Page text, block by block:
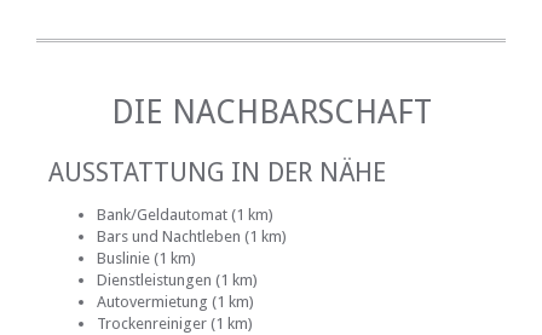
DIE NACHBARSCHAFT
AUSSTATTUNG IN DER NÄHE
Bank/Geldautomat (1 km)
Bars und Nachtleben (1 km)
Buslinie (1 km)
Dienstleistungen (1 km)
Autovermietung (1 km)
Trockenreiniger (1 km)